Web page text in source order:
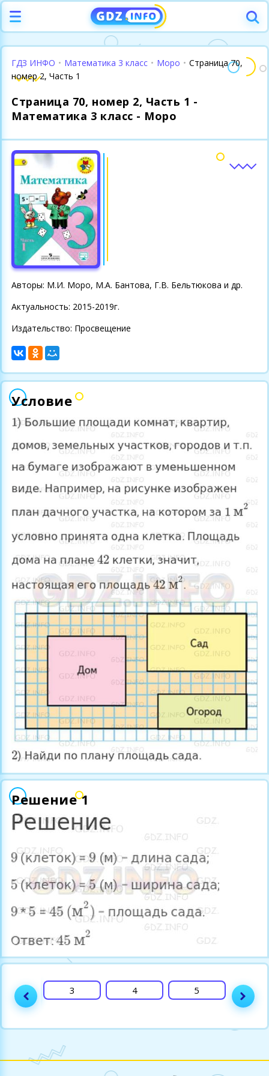
ГДЗ ИНФО • Математика 3 класс • Моро • Страница 70,
номер 2, Часть 1
Страница 70, номер 2, Часть 1 -
Математика 3 класс - Моро
Авторы: М.И. Моро, М.А. Бантова, Г.В. Бельтюкова и др.
Актуальность: 2015-2019г.
Издательство: Просвещение
Условие
Решение 1
3 4 5